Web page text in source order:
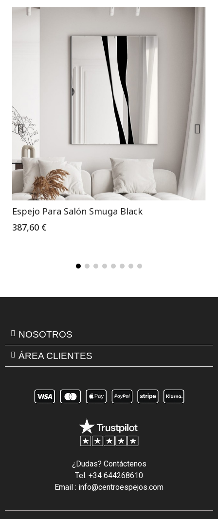
Espejo Para Salón Smuga Black
387,60 €
NOSOTROS
ÁREA CLIENTES
¿Dudas? Contáctenos
Tel: +34 644268610
Email : info@centroespejos.com